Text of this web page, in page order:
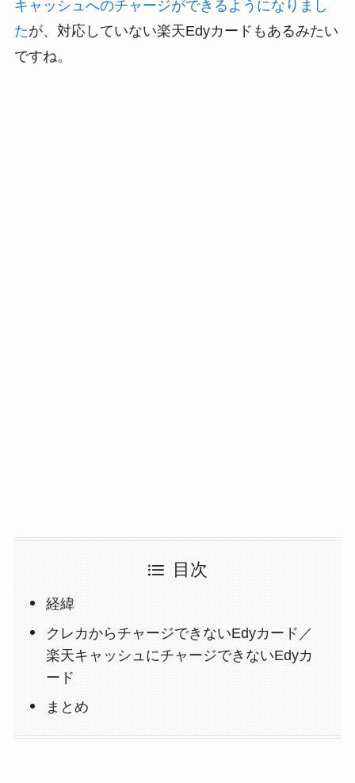
n
a
キャッシュへのチャージができるようになりまし
たが、対応していない楽天Edyカードもあるみたい
ですね。
目次
経緯
クレカからチャージできないEdyカード／
楽天キャッシュにチャージできないEdyカ
ード
まとめ